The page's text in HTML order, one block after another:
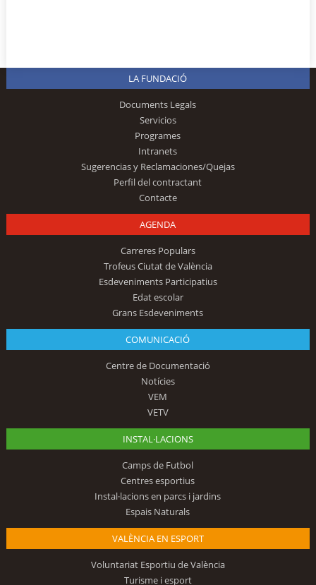
LA FUNDACIÓ
Documents Legals
Servicios
Programes
Intranets
Sugerencias y Reclamaciones/Quejas
Perfil del contractant
Contacte
AGENDA
Carreres Populars
Trofeus Ciutat de València
Esdeveniments Participatius
Edat escolar
Grans Esdeveniments
COMUNICACIÓ
Centre de Documentació
Notícies
VEM
VETV
INSTAL·LACIONS
Camps de Futbol
Centres esportius
Instal·lacions en parcs i jardins
Espais Naturals
VALÈNCIA EN ESPORT
Voluntariat Esportiu de València
Turisme i esport